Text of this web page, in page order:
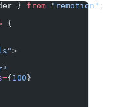
} from "remotion" ;
{
>
={ 100 }